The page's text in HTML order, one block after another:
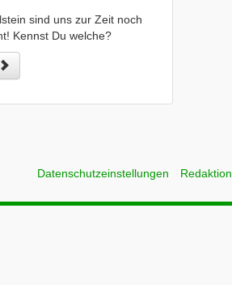
sind uns zur Zeit noch
Kennst Du welche?
Datenschutzeinstellungen Redaktion